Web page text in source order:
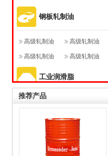
钢板轧制油
高级轧制油
RL11
高级轧制油
RL120
高级轧制油
RL160
高级轧制油
工业润滑脂
脂
二硫化钼锂基 多功能特级润
滑脂
多功能高温润
推荐产品